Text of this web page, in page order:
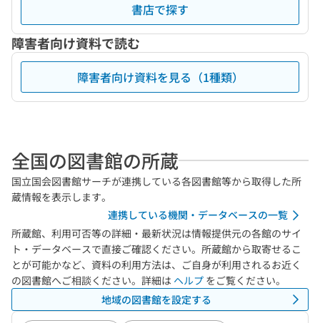
書店で探す
障害者向け資料で読む
障害者向け資料を見る（1種類）
全国の図書館の所蔵
国立国会図書館サーチが連携している各図書館等から取得した所
蔵情報を表示します。
連携している機関・データベースの一覧
所蔵館、利用可否等の詳細・最新状況は情報提供元の各館のサイ
ト・データベースで直接ご確認ください。所蔵館から取寄せるこ
とが可能かなど、資料の利用方法は、ご自身が利用されるお近く
の図書館へご相談ください。詳細は ヘルプ をご覧ください。
地域の図書館を設定する